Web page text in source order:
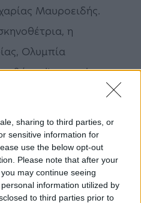
sharing to third parties, or
sensitive information for
use the below opt-out
Please note that after your
may continue seeing
information utilized by
to third parties prior to
Μαυροειδής.
η
Ολυμπία
line producer της
Έστλουντ «Το
Χρυσό Φοίνικα, ο
και ηθοποιός
για Oscar
Χούμπερτ Ζάουπερ.